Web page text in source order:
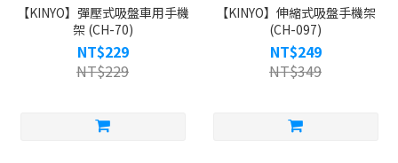
【KINYO】彈壓式吸盤車用手機
架 (CH-70)
NT$229
NT$229
【KINYO】伸縮式吸盤手機架
(CH-097)
NT$249
NT$349